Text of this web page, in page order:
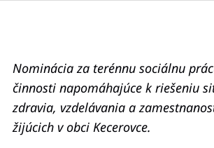
Nominácia za terénnu sociálnu
činnosti napomáhajúce k riešeniu
zdravia, vzdelávania a
žijúcich v obci Kecerovce.